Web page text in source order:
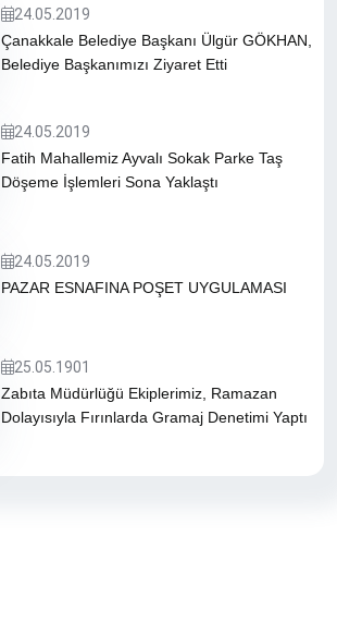
24.05.2019
Çanakkale Belediye Başkanı Ülgür GÖKHAN,
Belediye Başkanımızı Ziyaret Etti
24.05.2019
Fatih Mahallemiz Ayvalı Sokak Parke Taş
Döşeme İşlemleri Sona Yaklaştı
24.05.2019
PAZAR ESNAFINA POŞET UYGULAMASI
25.05.1901
Zabıta Müdürlüğü Ekiplerimiz, Ramazan
Dolayısıyla Fırınlarda Gramaj Denetimi Yaptı